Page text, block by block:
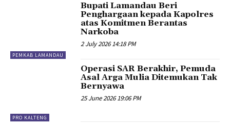
PEMKAB LAMANDAU
Bupati Lamandau Beri
Penghargaan kepada Kapolres
atas Komitmen Berantas
Narkoba
2 July 2026 14:18 PM
PRO KALTENG
Operasi SAR Berakhir, Pemuda
Asal Arga Mulia Ditemukan Tak
Bernyawa
25 June 2026 19:06 PM